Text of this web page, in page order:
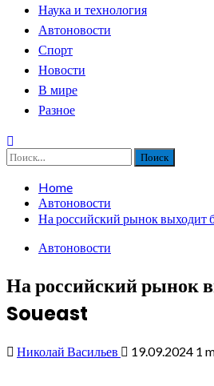
Наука и технология
Автоновости
Спорт
Новости
В мире
Разное
Найти:
Home
Автоновости
На российский рынок выходит
Автоновости
На российский рынок
Soueast
Николай Васильев 19.09.2024 1